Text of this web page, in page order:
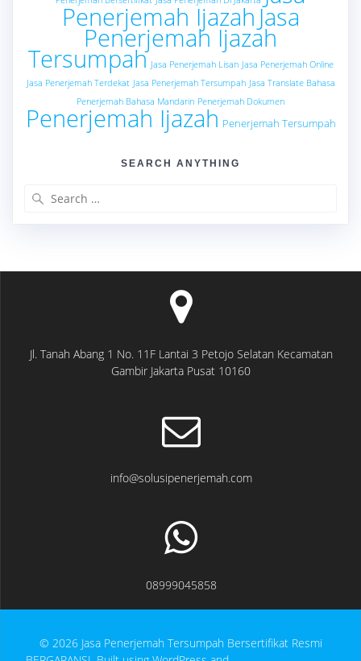
Penerjemah Ijazah Jasa
Penerjemah Ijazah
Tersumpah Jasa Penerjemah Lisan Jasa Penerjemah Online
Jasa Penerjemah Terdekat Jasa Penerjemah Tersumpah Jasa Translate Bahasa
Penerjemah Bahasa Mandarin Penerjemah Dokumen
Penerjemah Ijazah Penerjemah Tersumpah
SEARCH ANYTHING
Jl. Tanah Abang 1 No. 11F Lantai 3 Petojo Selatan Kecamatan
Gambir Jakarta Pusat 10160
info@solusipenerjemah.com
08999045858
© 2026 Jasa Penerjemah Tersumpah Bersertifikat Resmi